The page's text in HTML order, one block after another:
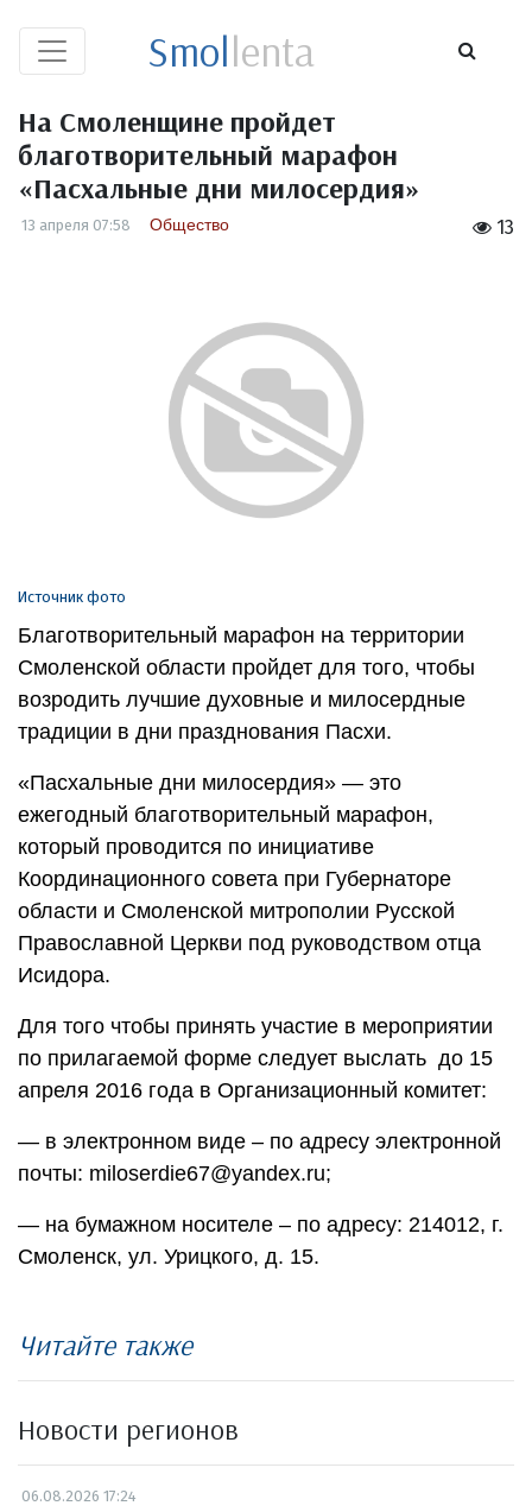
Smollenta
На Смоленщине пройдет
благотворительный марафон
«Пасхальные дни милосердия»
13
13 апреля 07:58 Общество
Источник фото
Благотворительный марафон на территории
Смоленской области пройдет для того, чтобы
возродить лучшие духовные и милосердные
традиции в дни празднования Пасхи.
«Пасхальные дни милосердия» — это
ежегодный благотворительный марафон,
который проводится по инициативе
Координационного совета при Губернаторе
области и Смоленской митрополии Русской
Православной Церкви под руководством отца
Исидора.
Для того чтобы принять участие в мероприятии
по прилагаемой форме следует выслать до 15
апреля 2016 года в Организационный комитет:
— в электронном виде – по адресу электронной
почты: miloserdie67@yandex.ru;
— на бумажном носителе – по адресу: 214012, г.
Смоленск, ул. Урицкого, д. 15.
Читайте также
Новости регионов
06.08.2026 17:24